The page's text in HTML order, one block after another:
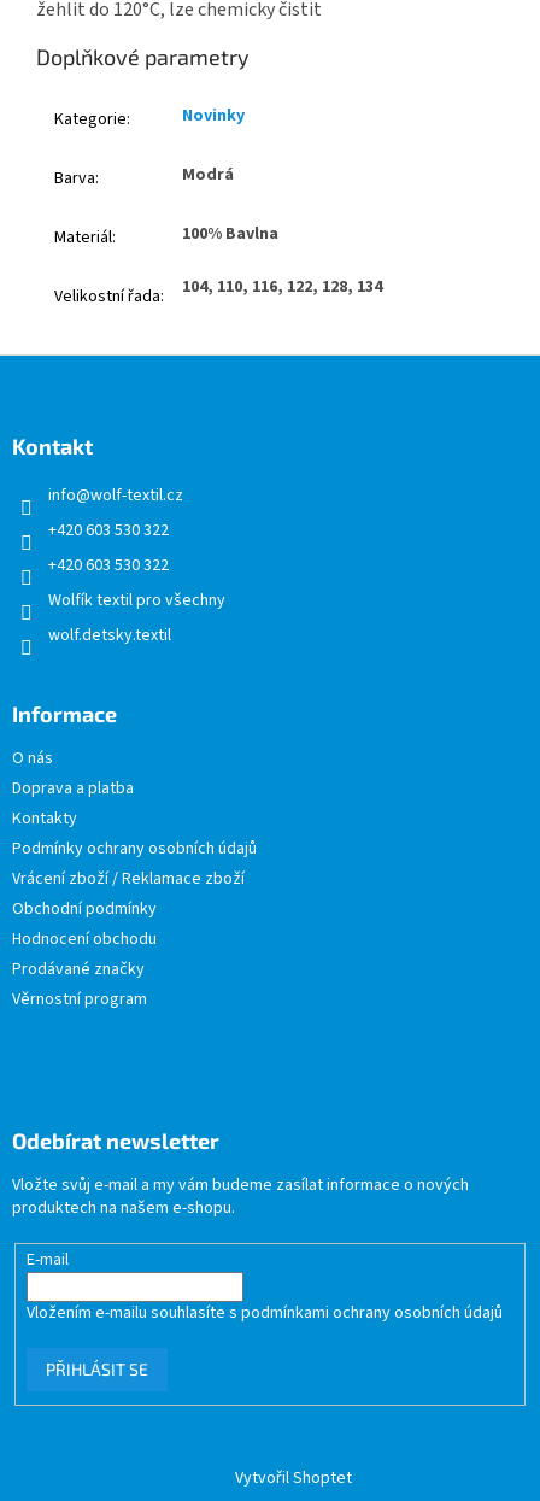
žehlit do 120°C, lze chemicky čistit
Doplňkové parametry
Kategorie: Novinky
Barva: Modrá
Materiál: 100% Bavlna
Velikostní řada: 104, 110, 116, 122, 128, 134
Kontakt
info@wolf-textil.cz
+420 603 530 322
+420 603 530 322
Wolfík textil pro všechny
wolf.detsky.textil
Informace
O nás
Doprava a platba
Kontakty
Podmínky ochrany osobních údajů
Vrácení zboží / Reklamace zboží
Obchodní podmínky
Hodnocení obchodu
Prodávané značky
Věrnostní program
Odebírat newsletter
Vložte svůj e-mail a my vám budeme zasílat informace o nových
produktech na našem e-shopu.
E-mail
Vložením e-mailu souhlasíte s podmínkami ochrany osobních údajů
PŘIHLÁSIT SE
Vytvořil Shoptet